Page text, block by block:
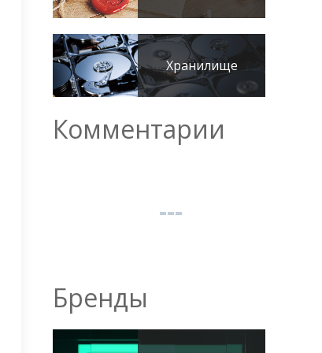
Хранилище
Комментарии
Бренды